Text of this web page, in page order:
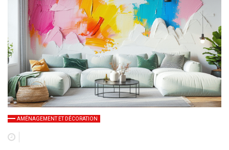
AMÉNAGEMENT ET DÉCORATION